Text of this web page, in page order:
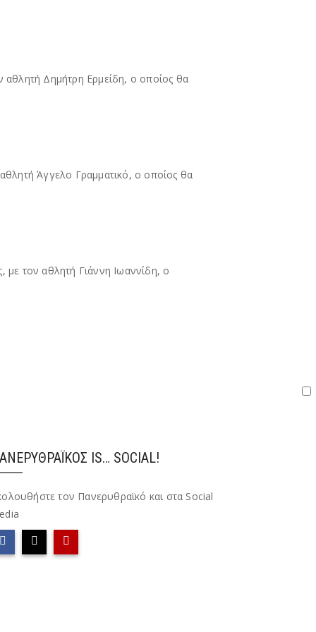
αθλητή Δημήτρη Ερμείδη, ο οποίος θα
Άγγελο Γραμματικό, ο οποίος θα
με τον αθλητή Γιάννη Ιωαννίδη, ο
IS… SOCIAL!
τον Πανερυθραϊκό και στα Social